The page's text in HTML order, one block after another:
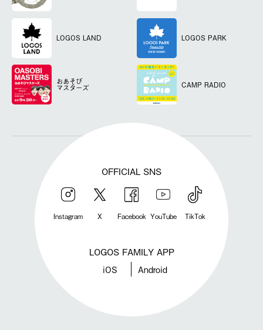
LOGOS LAND LOGOS PARK
おあそび
マスターズ CAMP RADIO
OFFICIAL SNS
Instagram X Facebook YouTube TikTok
LOGOS FAMILY APP
iOS Android